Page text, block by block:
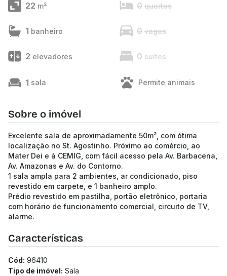
22 m² 0 quartos
1 banheiro 0 vagas
2 elevadores 0 suítes
1 sala Permite animais
Sobre o imóvel
Excelente sala de aproximadamente 50m², com ótima
localização no St. Agostinho. Próximo ao comércio, ao
Mater Dei e à CEMIG, com fácil acesso pela Av. Barbacena,
Av. Amazonas e Av. do Contorno.
1 sala ampla para 2 ambientes, ar condicionado, piso
revestido em carpete, e 1 banheiro amplo.
Prédio revestido em pastilha, portão eletrônico, portaria
com horário de funcionamento comercial, circuito de TV,
alarme.
Características
Cód: 96410
Tipo de imóvel: Sala